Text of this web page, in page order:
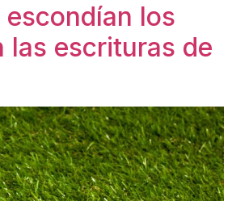
escondían los
las escrituras de